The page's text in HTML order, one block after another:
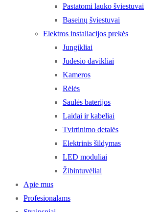
Pastatomi lauko šviestuvai
Baseinų šviestuvai
Elektros instaliacijos prekės
Jungikliai
Judesio davikliai
Kameros
Rėlės
Saulės baterijos
Laidai ir kabeliai
Tvirtinimo detalės
Elektrinis šildymas
LED moduliai
Žibintuvėliai
Apie mus
Profesionalams